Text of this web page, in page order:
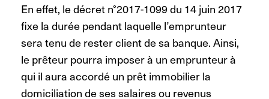
En effet, le décret n°2017-1099 du 14 juin 2017
fixe la durée pendant laquelle l’emprunteur
sera tenu de rester client de sa banque. Ainsi,
le prêteur pourra imposer à un emprunteur à
qui il aura accordé un prêt immobilier la
domiciliation de ses salaires ou revenus